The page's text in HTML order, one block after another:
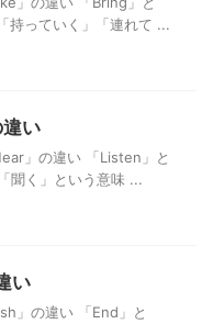
持っていく」「連れて ...
い
」の違い 「Listen」と
聞く」という意味 ...
い
」の違い 「End」と